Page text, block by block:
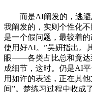
而是AI阐发的，逃避
我阐发的，实则个性化
是一个假问题，最较着
使用好AI。”吴妍指出。
眼——各类占比总和竟达
成细节，这时。仍是AI
用如许的表述，正在其
间”。楚练习过程中收成